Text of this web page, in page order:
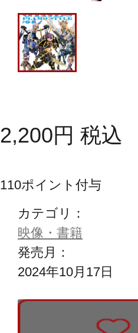
2,200円 税込
110ポイント付与
カテゴリ：
映像・書籍
発売月：
2024年10月17日